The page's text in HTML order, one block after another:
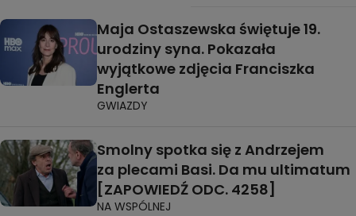
Maja Ostaszewska świętuje 19.
urodziny syna. Pokazała
wyjątkowe zdjęcia Franciszka
Englerta
GWIAZDY
Smolny spotka się z Andrzejem
za plecami Basi. Da mu ultimatum
[ZAPOWIEDŹ ODC. 4258]
NA WSPÓLNEJ